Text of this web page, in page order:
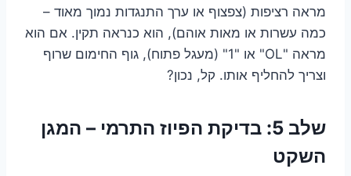
מראה רציפות (צפצוף או ערך התנגדות נמוך מאוד –
כמה עשרות או מאות אוהם), הוא כנראה תקין. אם הוא
מראה "OL" או "1" (מעגל פתוח), גוף החימום שרוף
וצריך להחליף אותו. קל, נכון?
שלב 5: בדיקת הפיוז התרמי – המגן
השקט